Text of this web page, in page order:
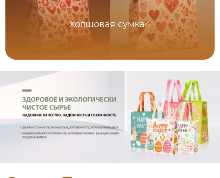
Холщовая сумка4